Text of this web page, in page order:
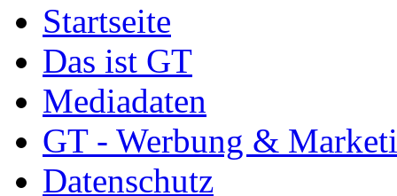
Startseite
Das ist GT
Mediadaten
GT - Werbung &
Datenschutz